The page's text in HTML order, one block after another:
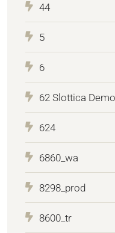
44
5
6
62 Slottica
624
6860_wa
8298_prod
8600_tr